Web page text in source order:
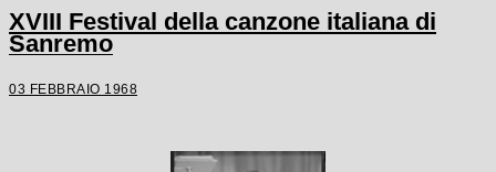
XVIII Festival della canzone italiana di
Sanremo
03 FEBBRAIO 1968